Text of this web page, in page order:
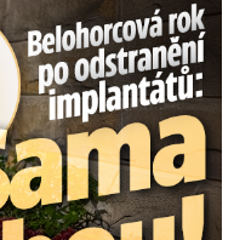
Konečně sama sebou